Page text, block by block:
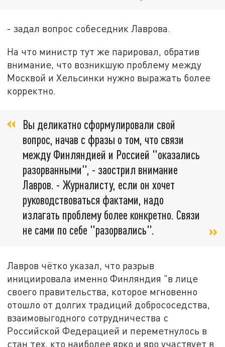
- задал вопрос собеседник Лаврова.
На что министр тут же парировал, обратив
внимание, что возникшую проблему между
Москвой и Хельсинки нужно выражать более
корректно.
Вы деликатно сформулировали свой
вопрос, начав с фразы о том, что связи
между Финляндией и Россией "оказались
разорванными", - заострил внимание
Лавров. - Журналисту, если он хочет
руководствоваться фактами, надо
излагать проблему более конкретно. Связи
не сами по себе "разорвались".
Лавров чётко указал, что разрыв
инициировала именно Финляндия "в лице
своего правительства, которое мгновенно
отошло от долгих традиций добрососедства,
взаимовыгодного сотрудничества с
Российской Федерацией и переметнулось в
стан тех, кто наиболее ярко и яро участвует в